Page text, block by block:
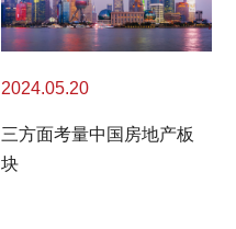
2024.05.20
三方面考量中国房地产板
块